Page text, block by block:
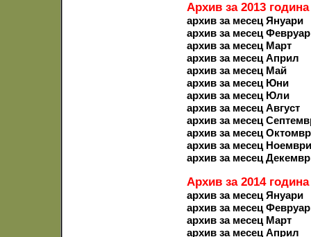
Архив за 2013 година
архив за месец Януари
архив за месец
архив за месец Март
архив за месец Април
архив за месец Май
архив за месец Юни
архив за месец Юли
архив за месец Август
архив за месец
архив за месец
архив за месец Ноември
архив за месец
Архив за 2014 година
архив за месец Януари
архив за месец
архив за месец Март
архив за месец Април